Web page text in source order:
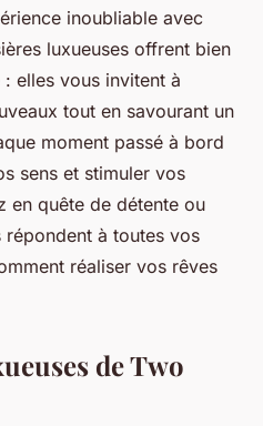
avec les
de two
de lecture
inoubliable avec
luxueuses offrent bien
: elles vous invitent à
tout en savourant un
moment passé à bord
sens et stimuler vos
en quête de détente ou
répondent à toutes vos
réaliser vos rêves
de Two